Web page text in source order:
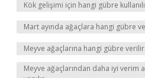
Kök gelişimi için hangi gübre
Mart ayında ağaçlara hangi gübre
Meyve ağaçlarına hangi gübre verilir
Meyve ağaçlarından daha iyi verim